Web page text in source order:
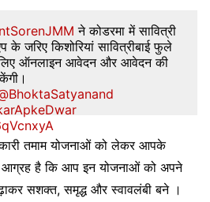
ने कोडरमा में सावित्री
के जरिए किशोरियां सावित्रीबाई फुले
लिए ऑनलाइन आवेदन और आवेदन की
Jharkhand
October 18, 2022
तमाम योजनाओं को लेकर आपके
आग्रह है कि आप इन योजनाओं को अपने
सशक्त, समृद्ध और स्वावलंबी बने ।